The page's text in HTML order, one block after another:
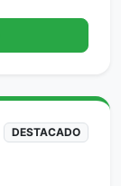
DESTACADO